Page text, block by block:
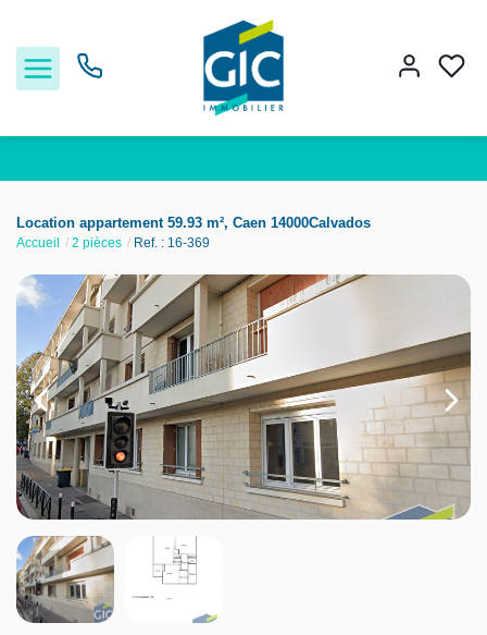
Acheter
Louer
Estimer
Nos services
Nos agences
Nous contacter
Nous rejoindre
Location appartement 59.93 m², Caen 14000Calvados
Accueil 2 pièces Ref. : 16-369